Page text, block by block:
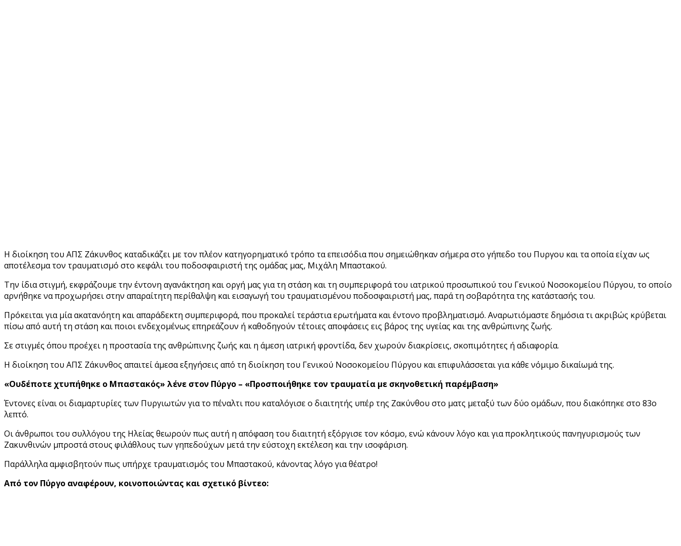
Η διοίκηση του ΑΠΣ Ζάκυνθος καταδικάζει με τον πλέον κατηγορηματικό τρόπο τα επεισόδια που σημειώθηκαν σήμερα στο γήπεδο του Πυργου και τα οποία είχαν ως
αποτέλεσμα τον τραυματισμό στο κεφάλι του ποδοσφαιριστή της ομάδας μας, Μιχάλη Μπαστακού.
Την ίδια στιγμή, εκφράζουμε την έντονη αγανάκτηση και οργή μας για τη στάση και τη συμπεριφορά του ιατρικού προσωπικού του Γενικού Νοσοκομείου Πύργου, το οποίο
αρνήθηκε να προχωρήσει στην απαραίτητη περίθαλψη και εισαγωγή του τραυματισμένου ποδοσφαιριστή μας, παρά τη σοβαρότητα της κατάστασής του.
Πρόκειται για μία ακατανόητη και απαράδεκτη συμπεριφορά, που προκαλεί τεράστια ερωτήματα και έντονο προβληματισμό. Αναρωτιόμαστε δημόσια τι ακριβώς κρύβεται
πίσω από αυτή τη στάση και ποιοι ενδεχομένως επηρεάζουν ή καθοδηγούν τέτοιες αποφάσεις εις βάρος της υγείας και της ανθρώπινης ζωής.
Σε στιγμές όπου προέχει η προστασία της ανθρώπινης ζωής και η άμεση ιατρική φροντίδα, δεν χωρούν διακρίσεις, σκοπιμότητες ή αδιαφορία.
Η διοίκηση του ΑΠΣ Ζάκυνθος απαιτεί άμεσα εξηγήσεις από τη διοίκηση του Γενικού Νοσοκομείου Πύργου και επιφυλάσσεται για κάθε νόμιμο δικαίωμά της.
«Ουδέποτε χτυπήθηκε ο Μπαστακός» λένε στον Πύργο – «Προσποιήθηκε τον τραυματία με σκηνοθετική παρέμβαση»
Έντονες είναι οι διαμαρτυρίες των Πυργιωτών για το πέναλτι που καταλόγισε ο διαιτητής υπέρ της Ζακύνθου στο ματς μεταξύ των δύο ομάδων, που διακόπηκε στο 83ο
λεπτό.
Οι άνθρωποι του συλλόγου της Ηλείας θεωρούν πως αυτή η απόφαση του διαιτητή εξόργισε τον κόσμο, ενώ κάνουν λόγο και για προκλητικούς πανηγυρισμούς των
Ζακυνθινών μπροστά στους φιλάθλους των γηπεδούχων μετά την εύστοχη εκτέλεση και την ισοφάριση.
Παράλληλα αμφισβητούν πως υπήρχε τραυματισμός του Μπαστακού, κάνοντας λόγο για θέατρο!
Από τον Πύργο αναφέρουν, κοινοποιώντας και σχετικό βίντεο: